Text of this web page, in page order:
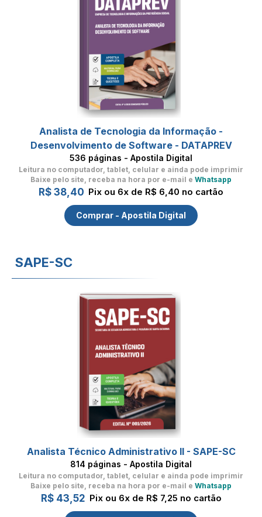
Analista de Tecnologia da Informação -
Desenvolvimento de Software - DATAPREV
536 páginas - Apostila Digital
Leitura no computador, tablet, celular e ainda pode imprimir
Baixe pelo site, receba na hora por e-mail e Whatsapp
R$ 38,40 Pix ou 6x de R$ 6,40 no cartão
Comprar - Apostila Digital
SAPE-SC
Analista Técnico Administrativo II - SAPE-SC
814 páginas - Apostila Digital
Leitura no computador, tablet, celular e ainda pode imprimir
Baixe pelo site, receba na hora por e-mail e Whatsapp
R$ 43,52 Pix ou 6x de R$ 7,25 no cartão